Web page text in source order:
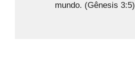
mundo. (Gênesis 3:5)